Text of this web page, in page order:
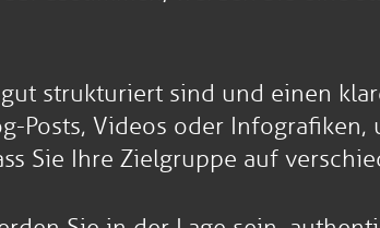
strukturiert sind und einen
Posts, Videos oder
Sie Ihre Zielgruppe auf